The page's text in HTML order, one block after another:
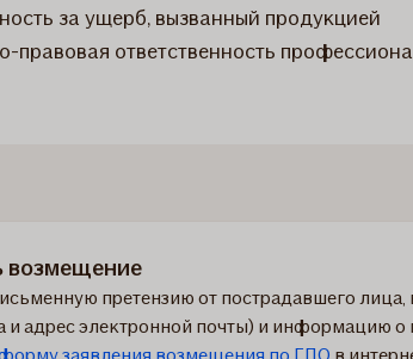
за ущерб, вызванный продукцией
правовая ответственность
возмещение
претензию от пострадавшего
и адрес электронной почты) и информацию